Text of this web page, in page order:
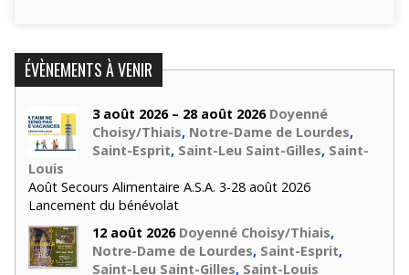
ÉVÈNEMENTS À VENIR
3 août 2026 – 28 août 2026 Doyenné
Choisy/Thiais, Notre-Dame de Lourdes,
Saint-Esprit, Saint-Leu Saint-Gilles, Saint-
Louis
Août Secours Alimentaire A.S.A. 3-28 août 2026
Lancement du bénévolat
12 août 2026 Doyenné Choisy/Thiais,
Notre-Dame de Lourdes, Saint-Esprit,
Saint-Leu Saint-Gilles, Saint-Louis